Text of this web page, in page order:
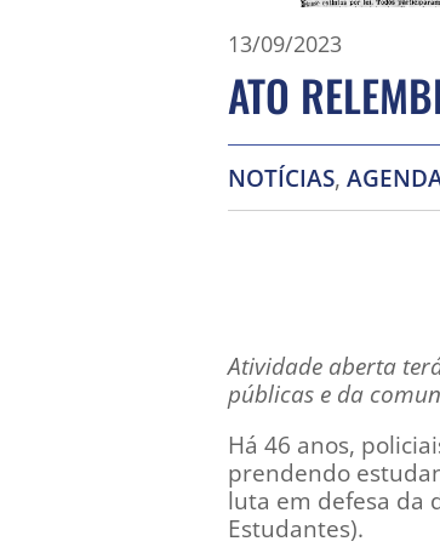
13/09/2023
ATO
NOTÍCIAS,
Atividade aberta
públicas e da
Há 46 anos,
prendendo
luta em defesa da
Estudantes).